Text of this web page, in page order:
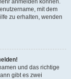
anmelden können.
mit dem
zu erhalten, wenden
und das richtige
gibt es zwei